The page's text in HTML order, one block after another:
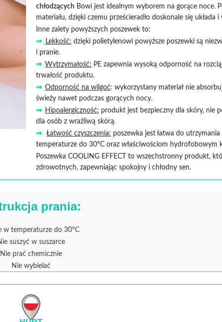
chłodzących Bowi jest idealnym wyborem na gorące noce.
materiału, dzięki czemu prześcieradło doskonale się
Inne zalety powyższych poszewek to:
⇒
Lekkość: dzięki polietylenowi powyższe poszewki są
i pranie.
⇒ Wytrzymałość: PE zapewnia wysoką odporność na
trwałość produktu.
⇒ Odporność na wilgoć: wykorzystany materiał nie
świeży nawet podczas gorących nocy.
⇒ Hipoalergiczność: produkt jest bezpieczny dla skóry, nie
dla osób z wrażliwą skórą.
⇒ Łatwość czyszczenia: poszewka jest łatwa do
temperaturze do 30°C oraz właściwościom hydrofobowym
Poszewka COOLING EFFECT to wszechstronny produkt,
zdrowotnych, zapewniając spokojny i chłodny sen.
prania:
w temperaturze do 30°C
suszyć w suszarce
Nie prać chemicznie
Nie wybielać